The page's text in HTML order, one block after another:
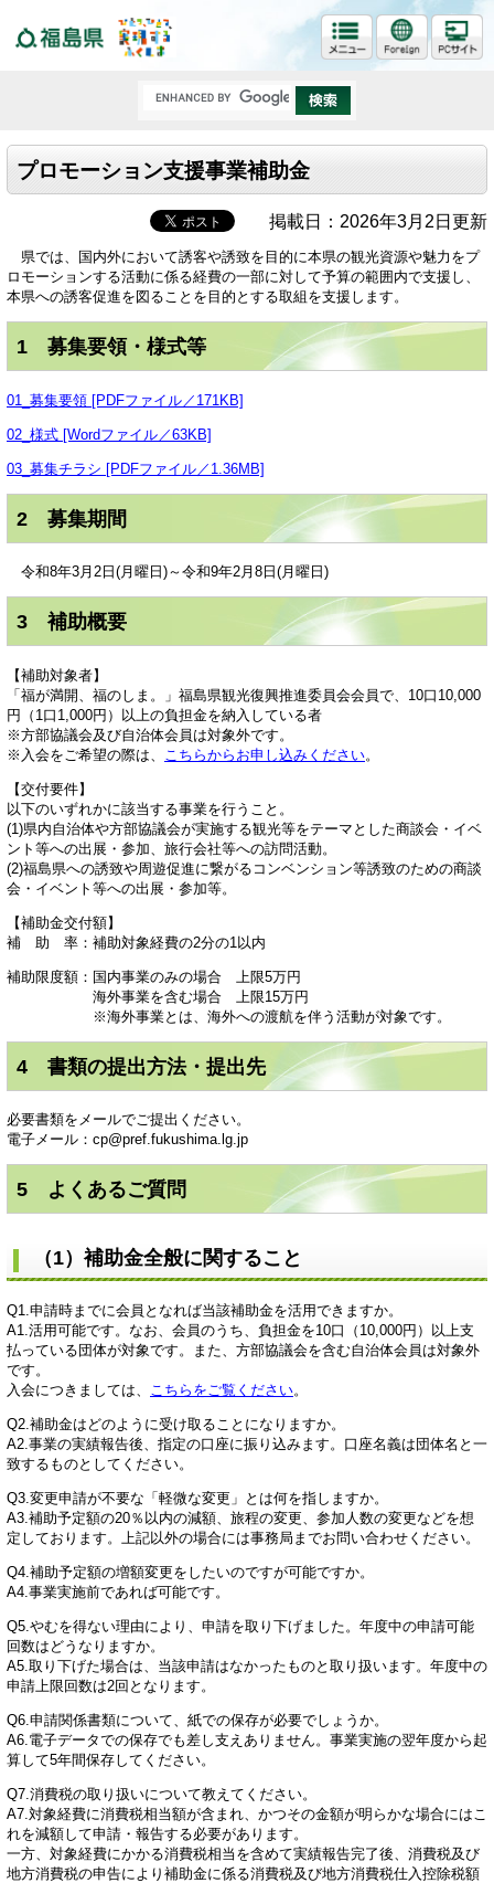
プロモーション支援事業補助金
掲載日：2026年3月2日更新
県では、国内外において誘客や誘致を目的に本県の観光資源や魅力をプ
ロモーションする活動に係る経費の一部に対して予算の範囲内で支援し、
本県への誘客促進を図ることを目的とする取組を支援します。
1 募集要領・様式等
01_募集要領 [PDFファイル／171KB]
02_様式 [Wordファイル／63KB]
03_募集チラシ [PDFファイル／1.36MB]
2 募集期間
令和8年3月2日(月曜日)～令和9年2月8日(月曜日)
3 補助概要
【補助対象者】
「福が満開、福のしま。」福島県観光復興推進委員会会員で、10口10,000
円（1口1,000円）以上の負担金を納入している者
※方部協議会及び自治体会員は対象外です。
※入会をご希望の際は、
こちらからお申し込みください。
【交付要件】
以下のいずれかに該当する事業を行うこと。
(1)県内自治体や方部協議会が実施する観光等をテーマとした商談会・イベ
ント等への出展・参加、旅行会社等への訪問活動。
(2)福島県への誘致や周遊促進に繋がるコンベンション等誘致のための商談
会・イベント等への出展・参加等。
【補助金交付額】
補 助 率：補助対象経費の2分の1以内
補助限度額：国内事業のみの場合 上限5万円
海外事業を含む場合 上限15万円
※海外事業とは、海外への渡航を伴う活動が対象です。
4 書類の提出方法・提出先
必要書類をメールでご提出ください。
電子メール：cp@pref.fukushima.lg.jp
5 よくあるご質問
（1）補助金全般に関すること
Q1.申請時までに会員となれば当該補助金を活用できますか。
A1.活用可能です。なお、会員のうち、負担金を10口（10,000円）以上支
払っている団体が対象です。また、方部協議会を含む自治体会員は対象外
です。
入会につきましては、
こちらをご覧ください。
Q2.補助金はどのように受け取ることになりますか。
A2.事業の実績報告後、指定の口座に振り込みます。口座名義は団体名と一
致するものとしてください。
Q3.変更申請が不要な「軽微な変更」とは何を指しますか。
A3.補助予定額の20％以内の減額、旅程の変更、参加人数の変更などを想
定しております。上記以外の場合には事務局までお問い合わせください。
Q4.補助予定額の増額変更をしたいのですが可能ですか。
A4.事業実施前であれば可能です。
Q5.やむを得ない理由により、申請を取り下げました。年度中の申請可能
回数はどうなりますか。
A5.取り下げた場合は、当該申請はなかったものと取り扱います。年度中の
申請上限回数は2回となります。
Q6.申請関係書類について、紙での保存が必要でしょうか。
A6.電子データでの保存でも差し支えありません。事業実施の翌年度から起
算して5年間保存してください。
Q7.消費税の取り扱いについて教えてください。
A7.対象経費に消費税相当額が含まれ、かつその金額が明らかな場合にはこ
れを減額して申請・報告する必要があります。
一方、対象経費にかかる消費税相当を含めて実績報告完了後、消費税及び
地方消費税の申告により補助金に係る消費税及び地方消費税仕入控除税額